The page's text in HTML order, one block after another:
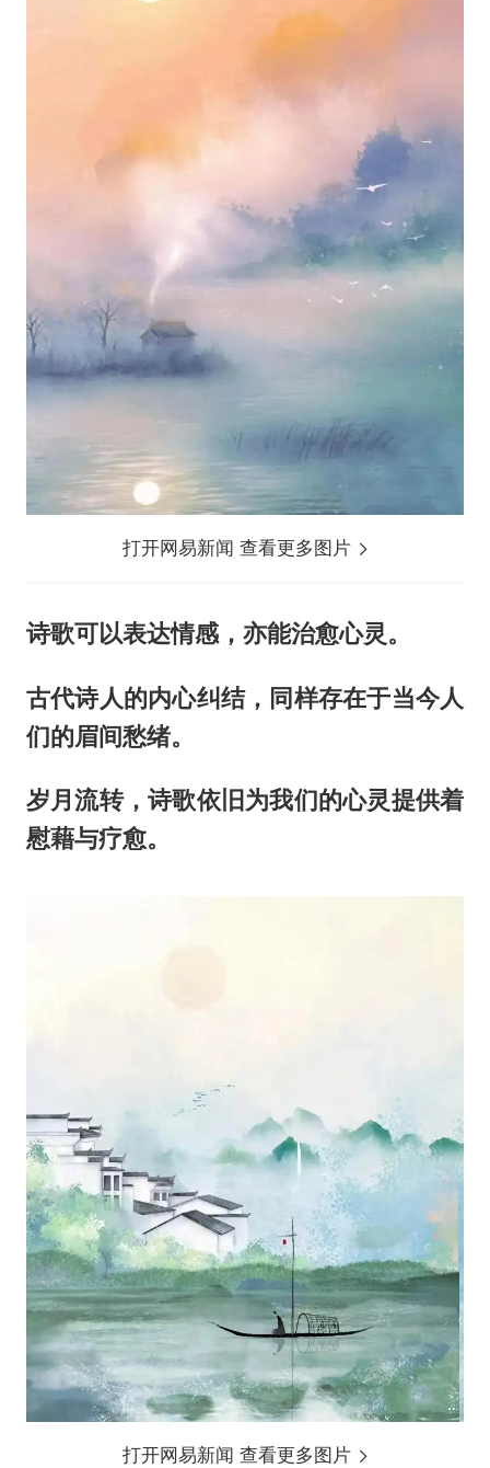
打开网易新闻 查看更多图片
诗歌可以表达情感，亦能治愈心灵。
古代诗人的内心纠结，同样存在于当今人
们的眉间愁绪。
岁月流转，诗歌依旧为我们的心灵提供着
慰藉与疗愈。
打开网易新闻 查看更多图片